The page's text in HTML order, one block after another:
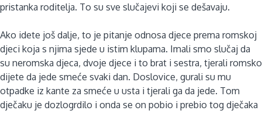
pristanka roditelja. To su sve slučajevi koji se dešavaju.
Ako idete još dalje, to je pitanje odnosa djece prema romskoj
djeci koja s njima sjede u istim klupama. Imali smo slučaj da
su neromska djeca, dvoje djece i to brat i sestra, tjerali romsko
dijete da jede smeće svaki dan. Doslovice, gurali su mu
otpadke iz kante za smeće u usta i tjerali ga da jede. Tom
dječaku je dozlogrdilo i onda se on pobio i prebio tog dječaka